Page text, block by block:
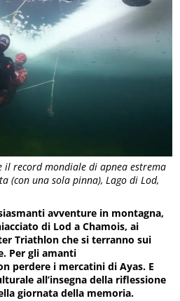
il record mondiale di apnea estrema
(con una sola pinna), Lago di Lod,
avventure in montagna,
di Lod a Chamois, ai
Triathlon che si terranno sui
Per gli amanti
perdere i mercatini di Ayas. E
all’insegna della riflessione
giornata della memoria.